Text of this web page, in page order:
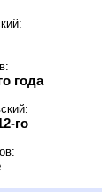
:
:
года
:
го
: